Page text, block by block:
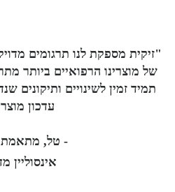
"זיקית מספקת לנו תרגומים
של מוצרינו הרפואיים ביותר
תמיד זמין לשינויים ותיקונים
עדכון
- טל,
אינסוליין